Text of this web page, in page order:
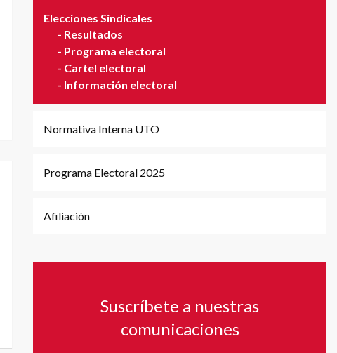
Elecciones Sindicales
- Resultados
- Programa electoral
- Cartel electoral
- Información electoral
Normativa Interna UTO
Programa Electoral 2025
Afiliación
Suscríbete a nuestras
comunicaciones